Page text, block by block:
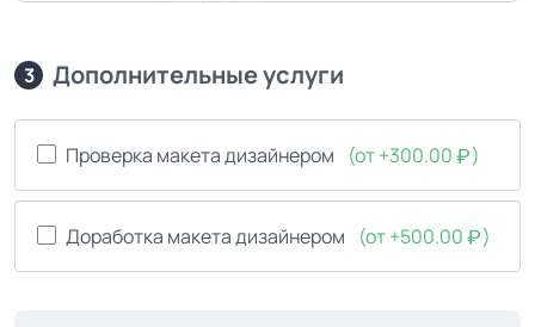
3 Дополнительные услуги
Проверка макета дизайнером (от +300.00 )
Доработка макета дизайнером (от +500.00 )